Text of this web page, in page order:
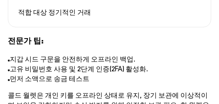
적합 대상 정기적인 거래
전문가 팁:
지갑 시드 구문을 안전하게 오프라인 백업.
고유 비밀번호 사용 및 2단계 인증(2FA) 활성화.
먼저 소액으로 송금 테스트
콜드 월렛은 개인 키를 오프라인 상태로 유지, 장기 보관에 이상적이